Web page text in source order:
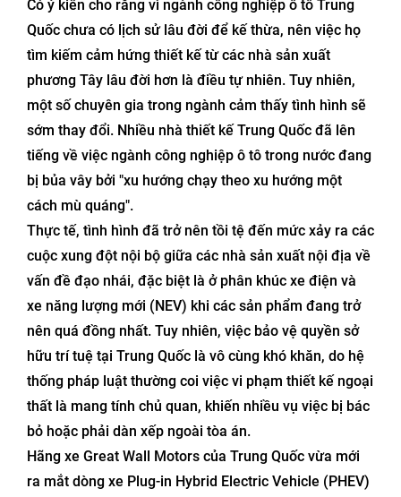
Có ý kiến cho rằng vì ngành công nghiệp ô tô Trung
Quốc chưa có lịch sử lâu đời để kế thừa, nên việc họ
tìm kiếm cảm hứng thiết kế từ các nhà sản xuất
phương Tây lâu đời hơn là điều tự nhiên. Tuy nhiên,
một số chuyên gia trong ngành cảm thấy tình hình sẽ
sớm thay đổi. Nhiều nhà thiết kế Trung Quốc đã lên
tiếng về việc ngành công nghiệp ô tô trong nước đang
bị bủa vây bởi "xu hướng chạy theo xu hướng một
cách mù quáng".
Thực tế, tình hình đã trở nên tồi tệ đến mức xảy ra các
cuộc xung đột nội bộ giữa các nhà sản xuất nội địa về
vấn đề đạo nhái, đặc biệt là ở phân khúc xe điện và
xe năng lượng mới (NEV) khi các sản phẩm đang trở
nên quá đồng nhất. Tuy nhiên, việc bảo vệ quyền sở
hữu trí tuệ tại Trung Quốc là vô cùng khó khăn, do hệ
thống pháp luật thường coi việc vi phạm thiết kế ngoại
thất là mang tính chủ quan, khiến nhiều vụ việc bị bác
bỏ hoặc phải dàn xếp ngoài tòa án.
Hãng xe Great Wall Motors của Trung Quốc vừa mới
ra mắt dòng xe Plug-in Hybrid Electric Vehicle (PHEV)